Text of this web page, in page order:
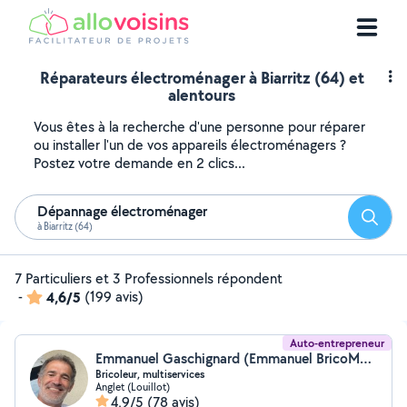
Réparateurs électroménager à Biarritz (64) et
alentours
Vous êtes à la recherche d'une personne pour réparer
ou installer l'un de vos appareils électroménagers ?
Postez votre demande en 2 clics...
Dépannage électroménager
à Biarritz (64)
7 Particuliers et 3 Professionnels répondent
-
4,6/5 (199 avis)
Auto-entrepreneur
Emmanuel Gaschignard (Emmanuel BricoMagic)
Bricoleur, multiservices
Anglet (Louillot)
4,9/5 (78 avis)